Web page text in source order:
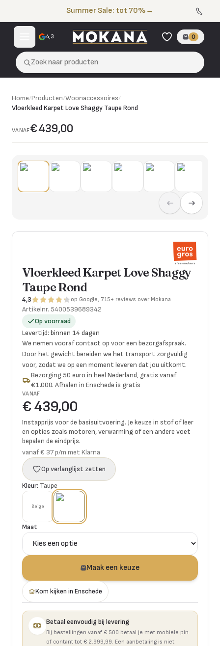
Summer Sale: tot 70% →
4,3 0
Zoek naar producten
Home/Producten/Woonaccessoires/
Vloerkleed Karpet Love Shaggy Taupe Rond
VANAF€ 439,00
Vloerkleed Karpet Love Shaggy
Taupe Rond
4,3 op Google, 715+ reviews over Mokana
Artikelnr. 5400539689342
Op voorraad
Levertijd: binnen 14 dagen
We nemen vooraf contact op voor een bezorgafspraak.
Door het gewicht bereiden we het transport zorgvuldig
voor, zodat we op een moment leveren dat jou uitkomt.
Bezorging 50 euro in heel Nederland, gratis vanaf
€1.000. Afhalen in Enschede is gratis
VANAF
€ 439,00
Instapprijs voor de basisuitvoering. Je keuze in stof of leer
en opties zoals motoren, verwarming of een andere voet
bepalen de eindprijs.
vanaf € 37 p/m met Klarna
Op verlanglijst zetten
Kleur: Taupe
Beige
Maat
Maak een keuze
Kom kijken in Enschede
Betaal eenvoudig bij levering
Bij bestellingen vanaf € 500 betaal je met mobiele pin
of contant tot € 2.999,99. Een aanbetaling is niet